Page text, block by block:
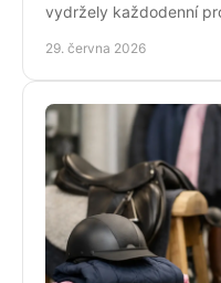
vydržely každodenní
29. června 2026